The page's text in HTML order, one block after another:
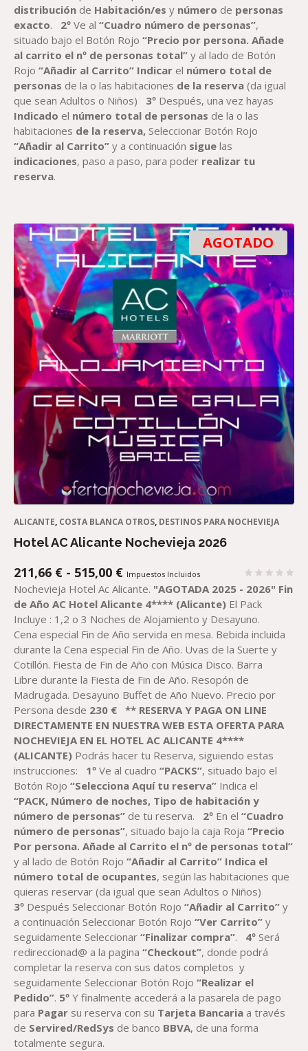
distribución de Habitación/es y número de personas
exacto. 2ºVe al “Cuadro número de personas”,
situado bajo el Botón Rojo“Precio por persona. Añade
al carrito el nº de personas total”y al lado de Botón
Rojo“Añadir al Carrito” Indicar el número total de
personas de la o las habitaciones de la reserva (da igual
que sean Adultos o Niños) 3º Después, una vez hayas
Indicado el número total de personas de la o las
habitaciones de la reserva, Seleccionar Botón Rojo
“Añadir al Carrito” y a continuación sigue las
indicaciones, paso a paso, para poder realizar tu
reserva.
AGOTADO
ALICANTE, COSTA BLANCA OTROS, DESTINOS PARA NOCHEVIEJA
Hotel AC Alicante Nochevieja 2026
211,66 € - 515,00 €RANGO
DE
PRECIOS:
DESDE
211,66 €
HASTA
515,00 €
Impuestos Incluidos
Nochevieja Hotel Ac Alicante. "AGOTADA 2025 - 2026" Fin
de Año AC Hotel Alicante 4**** (Alicante) El Pack
Incluye : 1,2 o 3 Noches de Alojamiento y Desayuno.
Cena especial Fin de Año servida en mesa. Bebida incluida
durante la Cena especial Fin de Año. Uvas de la Suerte y
Cotillón. Fiesta de Fin de Año con Música Disco. Barra
Libre durante la Fiesta de Fin de Año. Resopón de
Madrugada. Desayuno Buffet de Año Nuevo. Precio por
Persona desde 230 €
** RESERVA Y PAGA ON LINE
DIRECTAMENTE EN NUESTRA WEB ESTA OFERTA PARA
NOCHEVIEJA EN EL HOTELACALICANTE 4****
(ALICANTE) Podrás hacer tu Reserva, siguiendo estas
instrucciones:
1ºVe al cuadro“PACKS”, situado bajo el
Botón Rojo“Selecciona Aquí tu reserva” Indica el
“PACK, Número de noches, Tipo de habitación y
número de personas” de tu reserva. 2º En el“Cuadro
número de personas”, situado bajo la caja Roja“Precio
Por persona. Añade al Carrito el nº de personas total”
y al lado de Botón Rojo“Añadir al Carrito” Indica el
número total de ocupantes, según las habitaciones que
quieras reservar (da igual que sean Adultos o Niños)
3º Después Seleccionar Botón Rojo“Añadir al Carrito” y
a continuación Seleccionar Botón Rojo“Ver Carrito”y
seguidamente Seleccionar“Finalizar compra”. 4º Será
redireccionad@ a la pagina“Checkout”, donde podrá
completar la reserva con sus datos completos y
seguidamente Seleccionar Botón Rojo “Realizar el
Pedido”. 5ºY finalmente accederá a la pasarela de pago
para Pagar su reserva con su Tarjeta Bancaria a través
de Servired/RedSys de banco BBVA, de una forma
totalmente segura.